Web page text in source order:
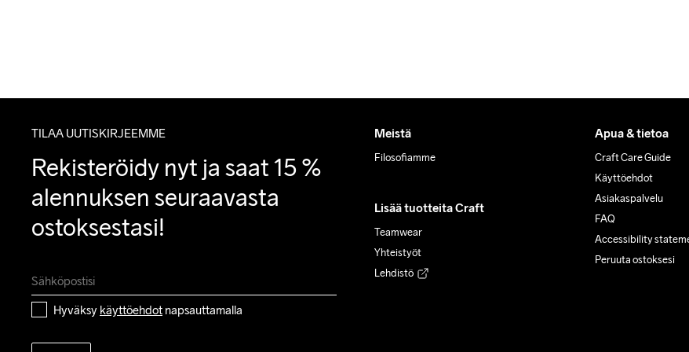
TILAA UUTISKIRJEEMME
Rekisteröidy nyt ja saat 15 %
alennuksen seuraavasta
ostoksestasi!
Hyväksy käyttöehdot napsauttamalla
Meistä
Filosofiamme
Lisää tuotteita Craft
Teamwear
Yhteistyöt
Lehdistö
Apua & tietoa
Craft Care Guide
Käyttöehdot
Asiakaspalvelu
FAQ
Accessibility
Peruuta ostoksesi